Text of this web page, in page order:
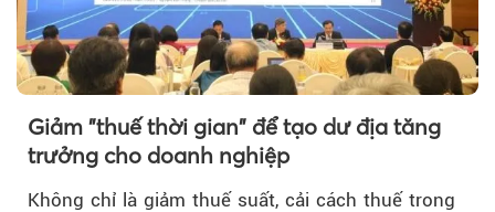
Giảm "thuế thời gian" để tạo dư địa tăng
trưởng cho doanh nghiệp
Không chỉ là giảm thuế suất, cải cách thuế trong